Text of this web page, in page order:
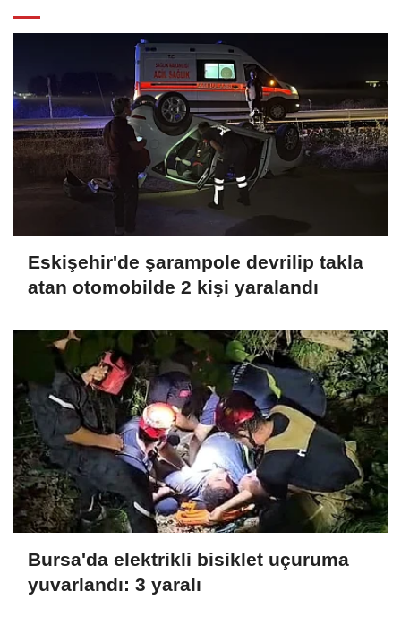
Eskişehir'de şarampole devrilip takla
atan otomobilde 2 kişi yaralandı
Bursa'da elektrikli bisiklet uçuruma
yuvarlandı: 3 yaralı